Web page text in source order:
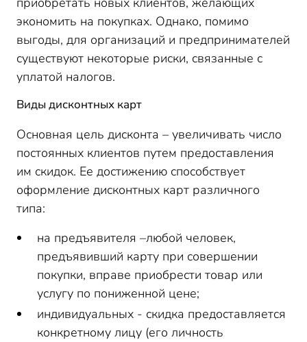
экономить на покупках. Однако, помимо
выгоды, для организаций и предпринимателей
существуют некоторые риски, связанные с
уплатой налогов.
Виды дисконтных карт
Основная цель дисконта – увеличивать число
постоянных клиентов путем предоставления
им скидок. Ее достижению способствует
оформление дисконтных карт различного
типа:
на предъявителя –любой человек,
предъявивший карту при совершении
покупки, вправе приобрести товар или
услугу по пониженной цене;
индивидуальных - скидка предоставляется
конкретному лицу (его личность